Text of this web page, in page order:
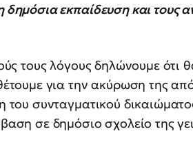
εκπαίδευση και τους
τους λόγους δηλώνουμε
για την ακύρωση της
του συνταγματικού
σε δημόσιο σχολείο της